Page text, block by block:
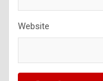
Website